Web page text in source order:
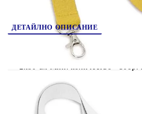
ДЕТАЙЛНО ОПИСАНИЕ
Ленти за баджове- различни
500бр.- 0,65лв./бр. , 1000бр. -
изпратете запитване на
се обадете 029515756
Задължителен рекламен аксесоар